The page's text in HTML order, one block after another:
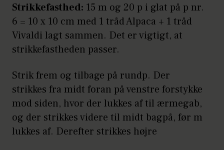
Strikkefasthed: 15 m og 20 p i glat på p nr.
6 = 10 x 10 cm med 1 tråd Alpaca + 1 tråd
Vivaldi lagt sammen. Det er vigtigt, at
strikkefastheden passer.
Strik frem og tilbage på rundp. Der
strikkes fra midt foran på venstre forstykke
mod siden, hvor der lukkes af til ærmegab,
og der strikkes videre til midt bagpå, før m
lukkes af. Derefter strikkes højre